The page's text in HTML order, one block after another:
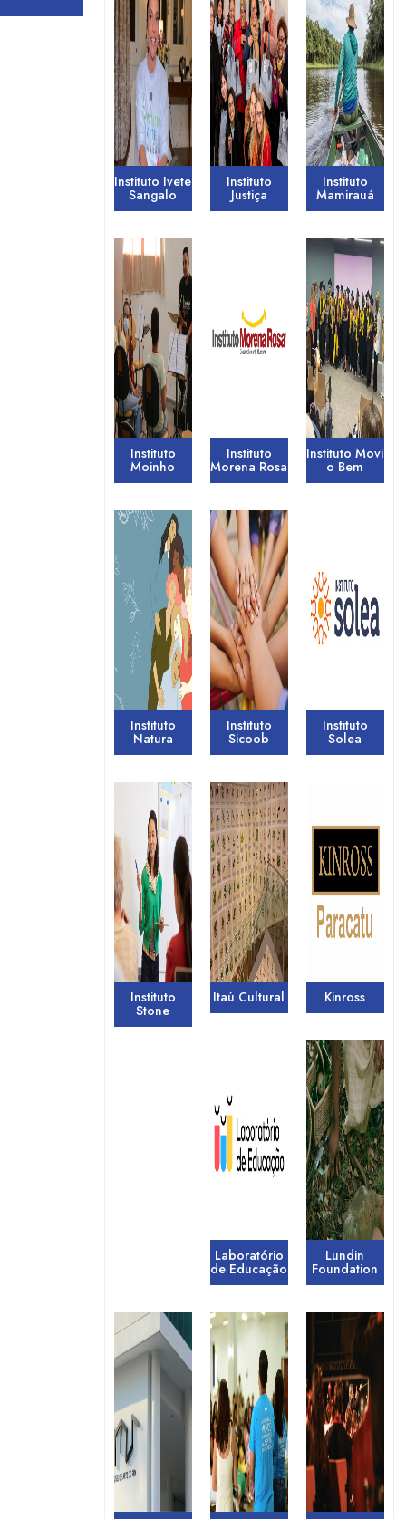
Instituto Ivete
Sangalo
Instituto
Justiça
Instituto
Mamirauá
Instituto
Moinho
Instituto
Morena Rosa
Instituto Movi
o Bem
Instituto
Natura
Instituto
Sicoob
Instituto
Solea
Instituto
Stone
Itaú Cultural Kinross
Laboratório
de Educação
Lundin
Foundation